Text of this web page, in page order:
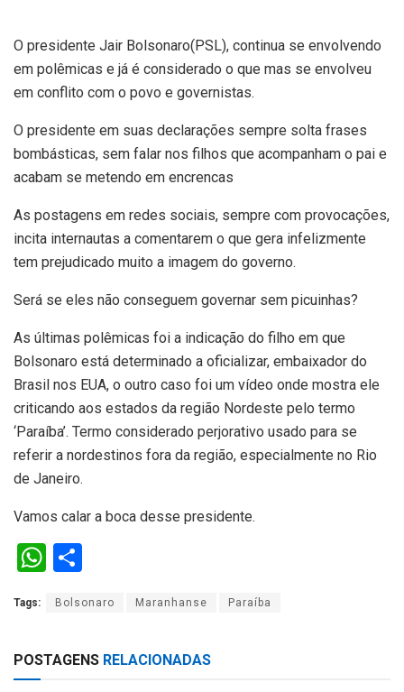
O presidente Jair Bolsonaro(PSL), continua se envolvendo
em polêmicas e já é considerado o que mas se envolveu
em conflito com o povo e governistas.
O presidente em suas declarações sempre solta frases
bombásticas, sem falar nos filhos que acompanham o pai e
acabam se metendo em encrencas
As postagens em redes sociais, sempre com provocações,
incita internautas a comentarem o que gera infelizmente
tem prejudicado muito a imagem do governo.
Será se eles não conseguem governar sem picuinhas?
As últimas polêmicas foi a indicação do filho em que
Bolsonaro está determinado a oficializar, embaixador do
Brasil nos EUA, o outro caso foi um vídeo onde mostra ele
criticando aos estados da região Nordeste pelo termo
‘Paraíba’. Termo considerado perjorativo usado para se
referir a nordestinos fora da região, especialmente no Rio
de Janeiro.
Vamos calar a boca desse presidente.
W
at
A
ar
Tags: Bolsonaro Maranhanse Paraíba
POSTAGENS RELACIONADAS